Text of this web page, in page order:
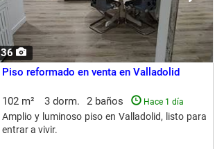
36
Piso reformado en venta en Valladolid
102 m² 3 dorm. 2 baños Hace 1 día
Amplio y luminoso piso en Valladolid, listo para
entrar a vivir.